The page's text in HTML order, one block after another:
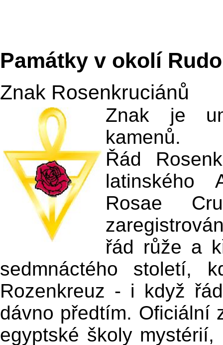
Památky v okolí
Znak Rosenkruciánů
Znak je
kamenů.
Řád
latinského
Rosae
řád růže a
sedmnáctého století,
Rozenkreuz - i když
dávno předtím. Oficiální
egyptské školy